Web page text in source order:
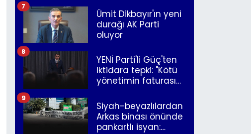
Ümit Dikbayır'ın yeni
durağı AK Parti
oluyor
7
YENİ Parti'li Güç'ten
iktidara tepki: "Kötü
yönetimin faturasını
8
Siyah-beyazlılardan
Arkas binası önünde
pankartlı isyan:
9